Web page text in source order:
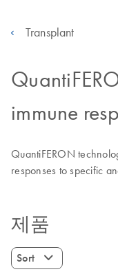
Transplant
immune
QuantiFERON
responses to specific
제품
Sort